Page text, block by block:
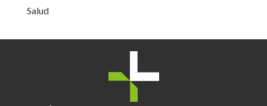
Salud